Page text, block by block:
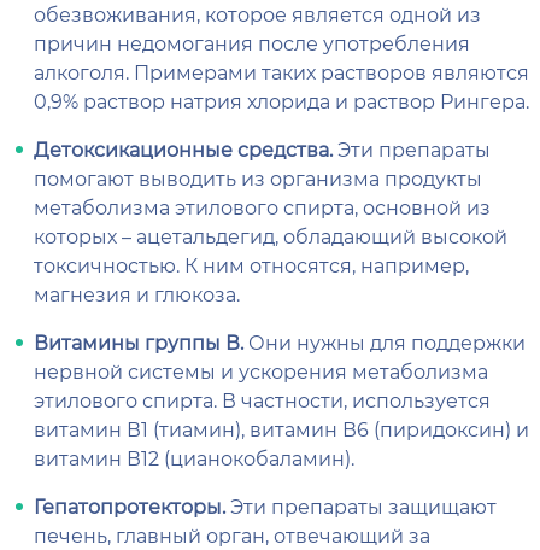
обезвоживания, которое является одной из
причин недомогания после употребления
алкоголя. Примерами таких растворов являются
0,9% раствор натрия хлорида и раствор Рингера.
Детоксикационные средства.Эти препараты
помогают выводить из организма продукты
метаболизма этилового спирта, основной из
которых – ацетальдегид, обладающий высокой
токсичностью. К ним относятся, например,
магнезия и глюкоза.
Витамины группы В.Они нужны для поддержки
нервной системы и ускорения метаболизма
этилового спирта. В частности, используется
витамин В1 (тиамин), витамин В6 (пиридоксин) и
витамин В12 (цианокобаламин).
Гепатопротекторы.Эти препараты защищают
печень, главный орган, отвечающий за